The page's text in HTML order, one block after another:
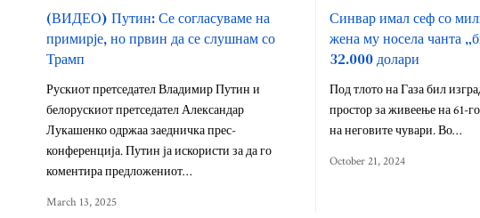
(ВИДЕО) Путин: Се согласуваме на
примирје, но првин да се слушнам со
Трамп
Рускиот претседател Владимир Путин и
белорускиот претседател Александар
Лукашенко одржаа заедничка прес-
конференција. Путин ја искористи за да го
коментира предложениот…
March 13, 2025
Синвар имал сеф со
жена му носела чанта
32.000 долари
Под тлото на Газа бил
простор за живеење на 61-
на неговите чувари. Во…
October 21, 2024